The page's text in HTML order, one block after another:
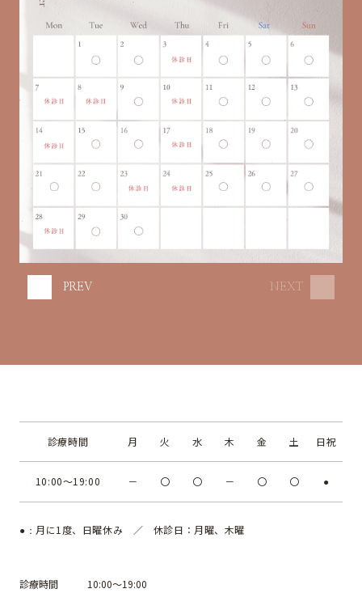
NEXT
PREV
診療時間 月 火 水 木 金 土 日祝
10:00～19:00 － 〇 〇 － 〇 〇 ●
●： 月に1度、日曜休み ／ 休診日：月曜、木曜
診療時間
10:00～19:00